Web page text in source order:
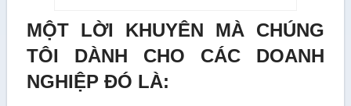
MỘT LỜI KHUYÊN MÀ CHÚNG
TÔI DÀNH CHO CÁC DOANH
NGHIỆP ĐÓ LÀ: